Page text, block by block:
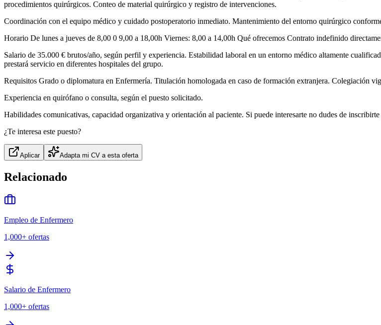
procedimientos quirúrgicos. Conteo de material quirúrgico y registro de intervenciones.
Coordinación con el equipo médico y cuidado postoperatorio inmediato. Mantenimiento del entorno quirúrgico
Horario De lunes a jueves de 8,00 0 9,00 a 18,00h Viernes: 8,00 a 14,00h Qué ofrecemos Contrato indefinido
Salario de 35.000 € brutos/año, según perfil y experiencia. Estabilidad laboral en un entorno médico altamente
prestará servicio en diferentes hospitales del grupo.
Requisitos Grado o diplomatura en Enfermería. Titulación homologada en caso de formación extranjera. Colegiación
Experiencia en quirófano o consulta, según el puesto solicitado.
Habilidades comunicativas, capacidad organizativa y orientación al paciente. Si puede interesarte no dudes de
¿Te interesa este puesto?
Aplicar Adapta mi CV a esta oferta
Relacionado
Empleo de Enfermero
1,000+ ofertas
Salario de Enfermero
1,000+ ofertas